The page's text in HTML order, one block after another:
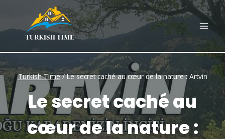
content
Turkish Time/Le secret caché au cœur de la nature : Artvin
Le secret caché au
cœur de la nature :